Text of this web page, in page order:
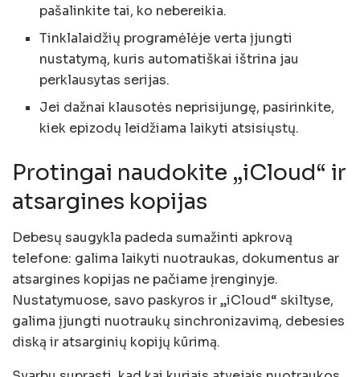
pašalinkite tai, ko nebereikia.
Tinklalaidžių programėlėje verta įjungti
nustatymą, kuris automatiškai ištrina jau
perklausytas serijas.
Jei dažnai klausotės neprisijungę, pasirinkite,
kiek epizodų leidžiama laikyti atsisiųstų.
Protingai naudokite „iCloud“ ir
atsargines kopijas
Debesų saugykla padeda sumažinti apkrovą
telefone: galima laikyti nuotraukas, dokumentus ar
atsargines kopijas ne pačiame įrenginyje.
Nustatymuose, savo paskyros ir „iCloud“ skiltyse,
galima įjungti nuotraukų sinchronizavimą, debesies
diską ir atsarginių kopijų kūrimą.